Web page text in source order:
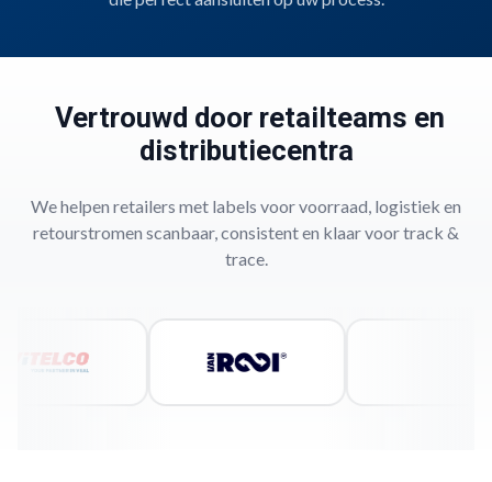
Vertrouwd door retailteams en
distributiecentra
We helpen retailers met labels voor voorraad, logistiek en
retourstromen scanbaar, consistent en klaar voor track &
trace.